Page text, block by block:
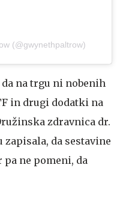
(@gwynethpaltrow)
na trgu ni nobenih
in drugi dodatki na
zdravnica dr.
da sestavine
ne pomeni, da